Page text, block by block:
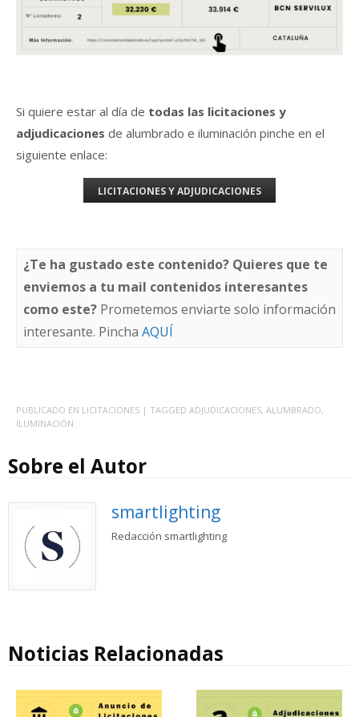
Si quiere estar al día de todas las licitaciones y
adjudicaciones de alumbrado e iluminación pinche en el
siguiente enlace:
LICITACIONES Y ADJUDICACIONES
¿Te ha gustado este contenido? Quieres que te
enviemos a tu mail contenidos interesantes
como este? Prometemos enviarte solo información
interesante. Pincha AQUÍ
PUBLICADO EN LICITACIONES | TAGGED ADJUDICACIONES, ALUMBRADO,
ILUMINACIÓN
Sobre el Autor
smartlighting
Redacción smartlighting
Noticias Relacionadas